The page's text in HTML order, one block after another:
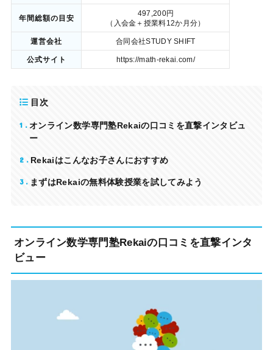
年間総額の目安
497,200円
（入会金＋授業料12か月分）
運営会社 合同会社STUDY SHIFT
公式サイト https://math-rekai.com/
目次
1
オンライン数学専門塾Rekaiの口コミを直撃インタビュ
ー
2 Rekaiはこんなお子さんにおすすめ
3 まずはRekaiの無料体験授業を試してみよう
オンライン数学専門塾Rekaiの口コミを直撃インタ
ビュー